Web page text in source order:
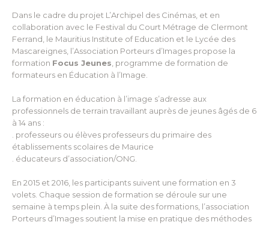
Dans le cadre du projet L’Archipel des Cinémas, et en
collaboration avec le Festival du Court Métrage de Clermont
Ferrand, le Mauritius Institute of Education et le Lycée des
Mascareignes, l’Association Porteurs d’Images propose la
formation Focus Jeunes , programme de formation de
formateurs en Éducation à l’Image.
La formation en éducation à l’image s’adresse aux
professionnels de terrain travaillant auprès de jeunes âgés de 6
à 14 ans :
. professeurs ou élèves professeurs du primaire des
établissements scolaires de Maurice
. éducateurs d’association/ONG.
En 2015 et 2016, les participants suivent une formation en 3
volets. Chaque session de formation se déroule sur une
semaine à temps plein. À la suite des formations, l’association
Porteurs d’Images soutient la mise en pratique des méthodes